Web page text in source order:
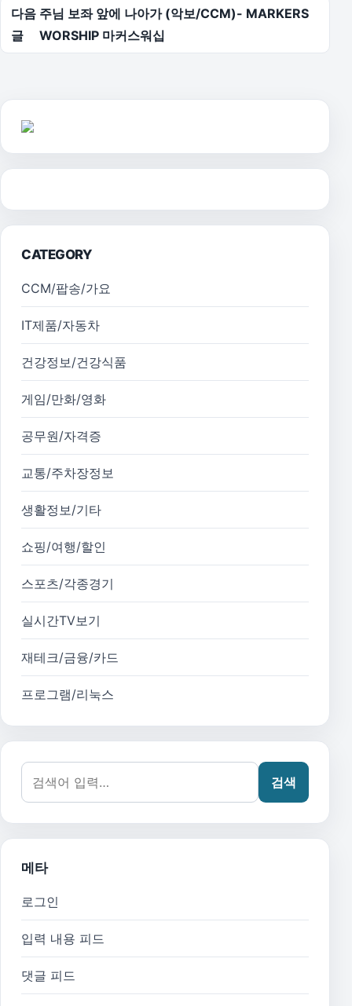
다음
글
주님 보좌 앞에 나아가 (악보/CCM)- MARKERS
WORSHIP 마커스워십
CATEGORY
CCM/팝송/가요
IT제품/자동차
건강정보/건강식품
게임/만화/영화
공무원/자격증
교통/주차장정보
생활정보/기타
쇼핑/여행/할인
스포츠/각종경기
실시간TV보기
재테크/금융/카드
프로그램/리눅스
검색어:
검색
메타
로그인
입력 내용 피드
댓글 피드